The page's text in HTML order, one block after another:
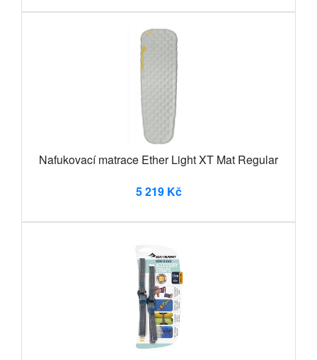
Nafukovací matrace Ether Light XT Mat Regular
5 219 Kč